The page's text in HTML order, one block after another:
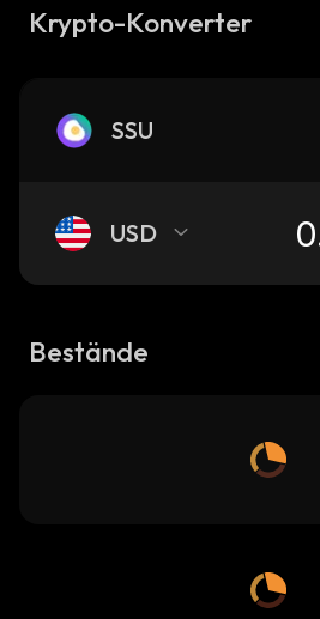
Krypto-Konverter
SSU
USD
Bestände